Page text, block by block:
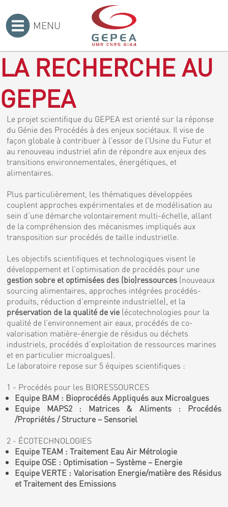
MENU
LA RECHERCHE AU
GEPEA
Le projet scientifique du GEPEA est orienté sur la réponse
du Génie des Procédés à des enjeux sociétaux. Il vise de
façon globale à contribuer à l’essor de l’Usine du Futur et
au renouveau industriel afin de répondre aux enjeux des
transitions environnementales, énergétiques, et
alimentaires.
Plus particulièrement, les thématiques développées
couplent approches expérimentales et de modélisation au
sein d’une démarche volontairement multi-échelle, allant
de la compréhension des mécanismes impliqués aux
transposition sur procédés de taille industrielle.
Les objectifs scientifiques et technologiques visent le
développement et l’optimisation de procédés pour une
gestion sobre et optimisées des (bio)ressources (nouveaux
sourcing alimentaires, approches intégrées procédés-
produits, réduction d’empreinte industrielle), et la
préservation de la qualité de vie (écotechnologies pour la
qualité de l’environnement air eaux, procédés de co-
valorisation matière-énergie de résidus ou déchets
industriels, procédés d’exploitation de ressources marines
et en particulier microalgues).
Le laboratoire repose sur 5 équipes scientifiques :
1 - Procédés pour les BIORESSOURCES
Equipe BAM : Bioprocédés Appliqués aux Microalgues
Equipe MAPS2 : Matrices & Aliments : Procédés
/Propriétés / Structure – Sensoriel
2 - ÉCOTECHNOLOGIES
Equipe TEAM : Traitement Eau Air Métrologie
Equipe OSE : Optimisation – Système – Energie
Equipe VERTE : Valorisation Energie/matière des Résidus
et Traitement des Emissions